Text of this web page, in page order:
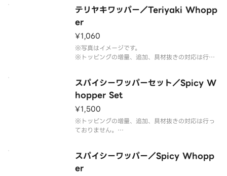
ざいます。なお、商品の破損を防ぐため、フィルム
には空気穴がございます。
テリヤキワッパー／Teriyaki Whopp
er
¥1,060
※写真はイメージです。
※トッピングの増量、追加、具材抜きの対応は行っ
スパイシーワッパーセット／Spicy W
hopper Set
¥1,500
※トッピングの増量、追加、具材抜きの対応は行っ
ておりません。
ざいます。なお、商品の破損を防ぐため、フィルム
には空気穴がございます。
スパイシーワッパー／Spicy Whopp
er